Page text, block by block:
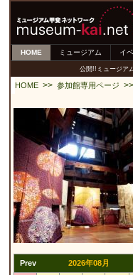
HOME ミュージアム イ
公開!!ミュージア
HOME >> 参加館専用ページ >>
Prev 2026年08月